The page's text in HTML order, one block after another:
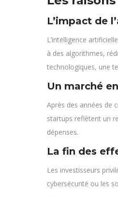
L’impact de
L’intelligence
à des algorithmes,
technologiques, une
Un marché
Après des années de
startups reflètent un
dépenses.
La fin des
Les investisseurs
cybersécurité ou les